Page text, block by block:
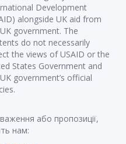
Development
alongside UK aid from
government. The
do not necessarily
the views of USAID or the
States Government and
government’s official
або пропозиції,
нам: